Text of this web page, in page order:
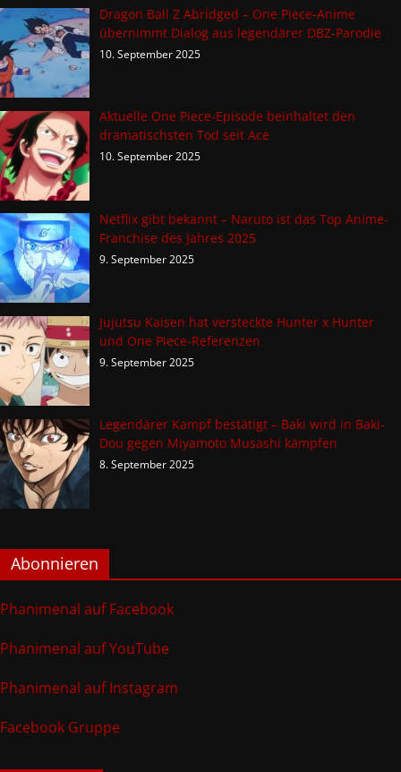
Dragon Ball Z Abridged – One Piece-Anime
übernimmt Dialog aus legendärer DBZ-Parodie
10. September 2025
Aktuelle One Piece-Episode beinhaltet den
dramatischsten Tod seit Ace
10. September 2025
Netflix gibt bekannt – Naruto ist das Top Anime-
Franchise des Jahres 2025
9. September 2025
Jujutsu Kaisen hat versteckte Hunter x Hunter
und One Piece-Referenzen
9. September 2025
Legendärer Kampf bestätigt – Baki wird in Baki-
Dou gegen Miyamoto Musashi kämpfen
8. September 2025
Abonnieren
Phanimenal auf Facebook
Phanimenal auf YouTube
Phanimenal auf Instagram
Facebook Gruppe